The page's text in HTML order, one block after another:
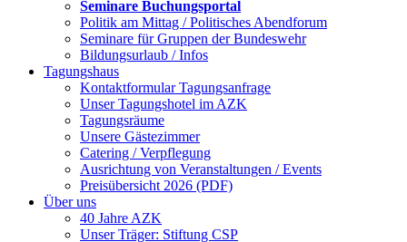
Seminare Buchungsportal
Politik am Mittag / Politisches Abendforum
Seminare für Gruppen der Bundeswehr
Bildungsurlaub / Infos
Tagungshaus
Kontaktformular Tagungsanfrage
Unser Tagungshotel im AZK
Tagungsräume
Unsere Gästezimmer
Catering / Verpflegung
Ausrichtung von Veranstaltungen / Events
Preisübersicht 2026 (PDF)
Über uns
40 Jahre AZK
Unser Träger: Stiftung CSP